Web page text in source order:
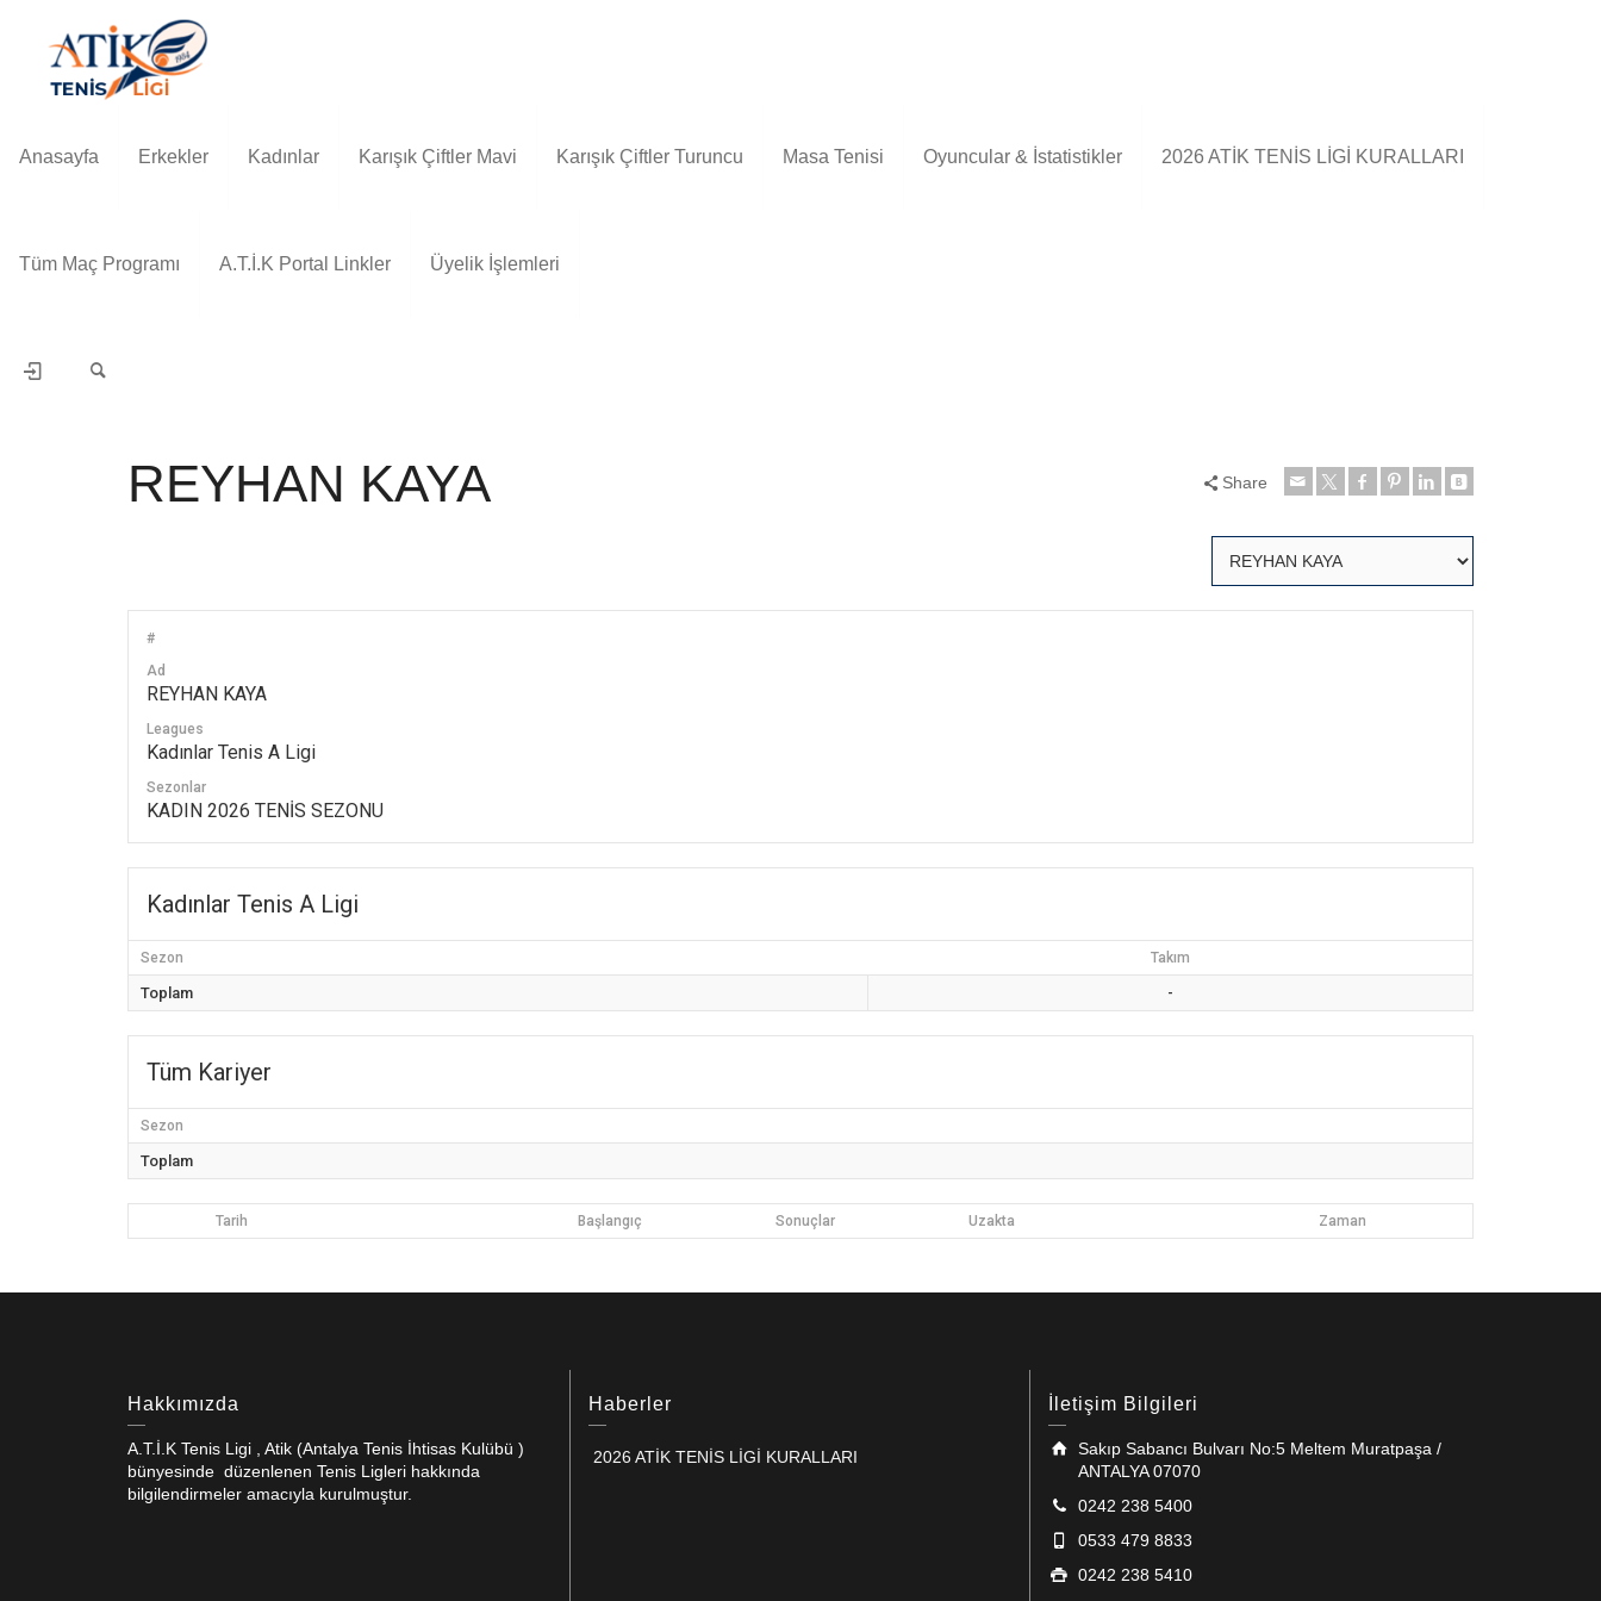
Anasayfa Erkekler Kadınlar Karışık Çiftler Mavi Karışık Çiftler Turuncu Masa Tenisi Oyuncular & İstatistikler 2026 ATİK TENİS LİGİ KURALLARI
Tüm Maç Programı A.T.İ.K Portal Linkler Üyelik İşlemleri
REYHAN KAYA Share
#
Ad
REYHAN KAYA
Leagues
Kadınlar Tenis A Ligi
Sezonlar
KADIN 2026 TENİS SEZONU
Kadınlar Tenis A Ligi
Sezon Takım
Toplam -
Tüm Kariyer
Sezon
Toplam
Tarih Başlangıç Sonuçlar Uzakta Zaman
Hakkımızda
A.T.İ.K Tenis Ligi , Atik (Antalya Tenis İhtisas Kulübü )
bünyesinde düzenlenen Tenis Ligleri hakkında
bilgilendirmeler amacıyla kurulmuştur.
Haberler
2026 ATİK TENİS LİGİ KURALLARI
İletişim Bilgileri
Sakıp Sabancı Bulvarı No:5 Meltem Muratpaşa /
ANTALYA 07070
0242 238 5400
0533 479 8833
0242 238 5410